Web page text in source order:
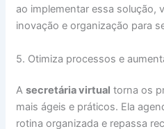
ao implementar essa solução,
inovação e organização para
5. Otimiza processos e
A secretária virtual torna os
mais ágeis e práticos. Ela
rotina organizada e repassa